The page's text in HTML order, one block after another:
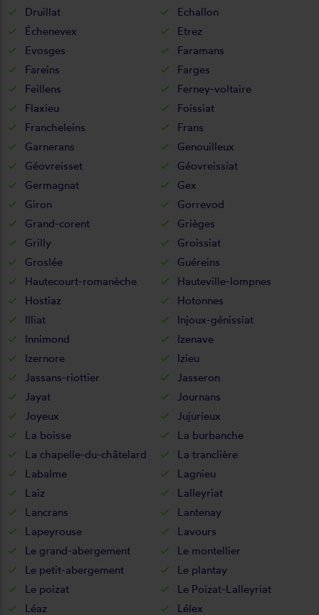
Druillat
Echallon
Échenevex
Etrez
Evosges
Faramans
Fareins
Farges
Feillens
Ferney-voltaire
Flaxieu
Foissiat
Francheleins
Frans
Garnerans
Genouilleux
Géovreisset
Géovreissiat
Germagnat
Gex
Giron
Gorrevod
Grand-corent
Grièges
Grilly
Groissiat
Groslée
Guéreins
Hautecourt-romanèche
Hauteville-lompnes
Hostiaz
Hotonnes
Illiat
Injoux-génissiat
Innimond
Izenave
Izernore
Izieu
Jassans-riottier
Jasseron
Jayat
Journans
Joyeux
Jujurieux
La boisse
La burbanche
La chapelle-du-châtelard
La tranclière
Labalme
Lagnieu
Laiz
Lalleyriat
Lancrans
Lantenay
Lapeyrouse
Lavours
Le grand-abergement
Le montellier
Le petit-abergement
Le plantay
Le poizat
Le Poizat-Lalleyriat
Léaz
Lélex